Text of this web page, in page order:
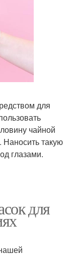
для
чайной
такую
глазами.
для